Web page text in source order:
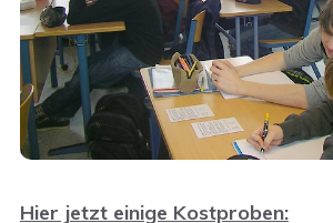
Hier jetzt einige Kostproben: